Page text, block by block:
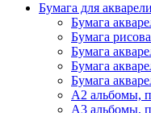
Бумага для акварели
Бумага
Бумага
Бумага
Бумага
Бумага
А2 альбомы,
А3 альбомы,